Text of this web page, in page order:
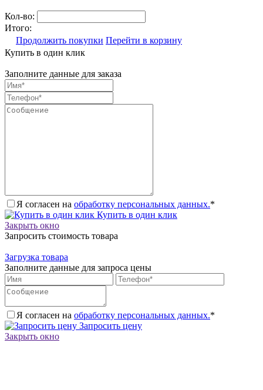
Кол-во:
Итого:
Продолжить покупки Перейти в корзину
Купить в один клик
Заполните данные для заказа
Я согласен на обработку персональных данных.*
Купить в один клик
Закрыть окно
Запросить стоимость товара
Загрузка товара
Заполните данные для запроса цены
Я согласен на обработку персональных данных.*
Запросить цену
Закрыть окно